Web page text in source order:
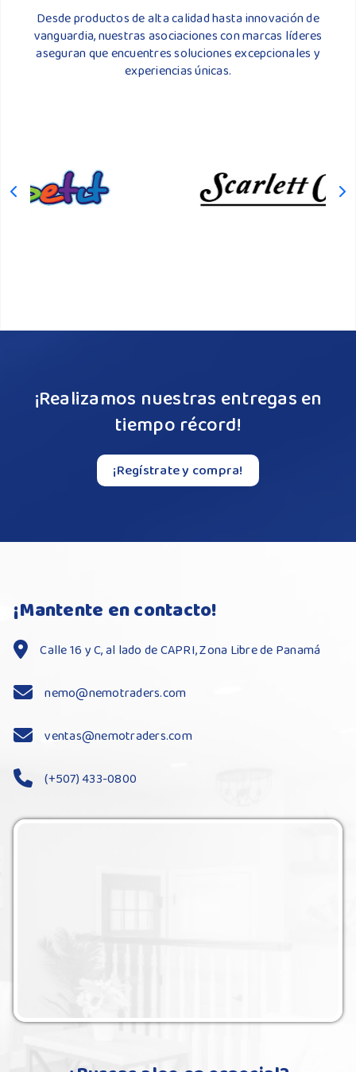
Desde productos de alta calidad hasta innovación de
vanguardia, nuestras asociaciones con marcas líderes
aseguran que encuentres soluciones excepcionales y
experiencias únicas.
¡Realizamos nuestras entregas en
tiempo récord!
¡Regístrate y compra!
¡Mantente en contacto!
Calle 16 y C, al lado de CAPRI, Zona Libre de Panamá
nemo@nemotraders.com
ventas@nemotraders.com
(+507) 433-0800